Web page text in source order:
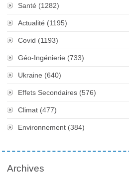
Santé (1282)
Actualité (1195)
Covid (1193)
Géo-Ingénierie (733)
Ukraine (640)
Effets Secondaires (576)
Climat (477)
Environnement (384)
Archives